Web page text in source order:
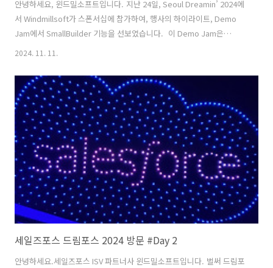
안녕하세요, 윈드밀소프트입니다. 지난 24일, Seoul Dreamin’ 2024에
서 Windmillsoft가 스폰서십에 참가하여, 행사의 하이라이트, Demo
Jam에서 SmallBuilder 기능을 선보였습니다. 이 Demo Jam은
Trailblazer Community의 핵심 행사 중 하나로, 다양한 솔루션과 혁신
No-Code 툴인 SmallBuilder의 강력한 기능을 선보이며 많은 주목을 받
았습니다. 특히, Demo Jam에서 시연한 모든 기능은 개발 없이 오로지
SmallBuilder의 Lists, Line Items, 그리고 Documents만을 사용하여
구현되었습니다.자세한 시연 내용은 아래 동영상을 통해 ..
2024. 11. 11.
세일즈포스 드림포스 2024 방문 #Day 2
안녕하세요.세일즈포스 ISV 파트너사 윈드밀소프트입니다. 벌써 드림포